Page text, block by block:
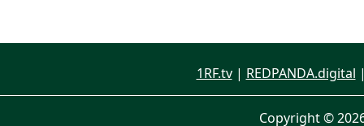
1RF.tv| REDPANDA.digital
Copyright ©